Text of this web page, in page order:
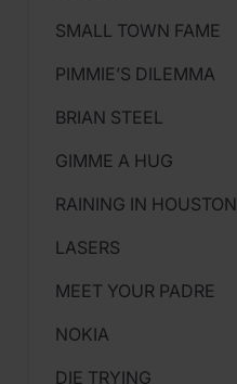
SMALL TOWN FAME
PIMMIE’S DILEMMA
BRIAN STEEL
GIMME A HUG
RAINING IN HOUSTON
LASERS
MEET YOUR PADRE
NOKIA
DIE TRYING